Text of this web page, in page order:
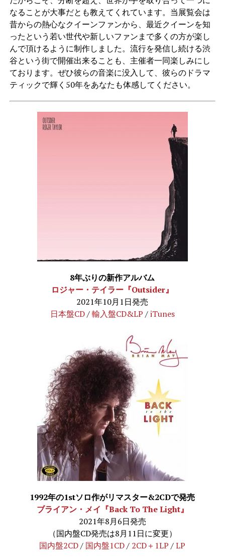
なることが大事だとも教えてくれています。当展覧会は
昔からの熱心なクイーンファンから、最近クイーンを知
ったという若い世代や新しいファンまで多くの方が楽し
んで頂けるように制作しました。流行を発信し続ける渋
谷という街で開催出来ることも、主催者一同楽しみにし
ております。ぜひ彼らの音楽に没入して、彼らのドラマ
ティックで輝く50年をあなたも体感してください。
8年ぶりの新作アルバム
ロジャー・テイラー『Outsider』
2021年10月1日発売
日本盤CD/輸入盤CD&LP /iTunes
1992年の1stソロ作がリマスター&2CDで発売
ブライアン・メイ『Back To The Light』
2021年8月6日発売
（国内盤CD発売は8月11日に変更）
国内盤2CD/ 国内盤1CD/ 2CD＋1LP /LP